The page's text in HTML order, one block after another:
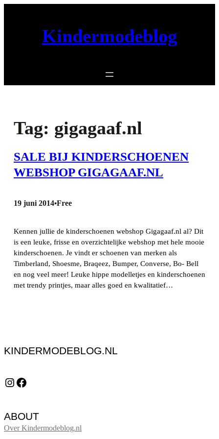
Kindermodeblog
Tag: gigagaaf.nl
SALE BIJ KINDERSCHOENEN
WEBSHOP GIGAGAAF.NL
19 juni 2014•Free
Kennen jullie de kinderschoenen webshop Gigagaaf.nl al? Dit
is een leuke, frisse en overzichtelijke webshop met hele mooie
kinderschoenen. Je vindt er schoenen van merken als
Timberland, Shoesme, Braqeez, Bumper, Converse, Bo- Bell
en nog veel meer! Leuke hippe modelletjes en kinderschoenen
met trendy printjes, maar alles goed en kwalitatief…
KINDERMODEBLOG.NL
Instagram Facebook
ABOUT
Over Kindermodeblog.nl